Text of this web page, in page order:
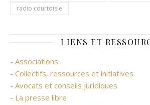
radio courtoisie
LIENS ET
- Associations
- Collectifs, ressources et initiatives
- Avocats et conseils juridiques
- La presse libre